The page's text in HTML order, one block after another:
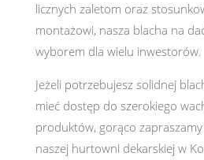
licznych zaletom oraz
montażowi, nasza blacha na
wyborem dla wielu inwestorów.
Jeżeli potrzebujesz solidnej
mieć dostęp do szerokiego
produktów, gorąco
naszej hurtowni dekarskiej w